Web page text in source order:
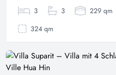
3 3
229 qm
324 qm